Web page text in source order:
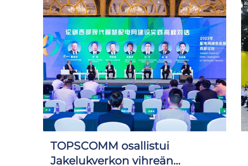
TOPSCOMM osallistui
Jakelukverkon vihreän